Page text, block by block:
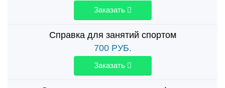
Заказать
Справка для занятий спортом
700РУБ.
Заказать